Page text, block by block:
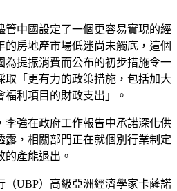
管中國設定了一個更容易實現的經
房地產市場低迷尚未觸底，這個
為提振消費而公布的初步措施令一
取「更有力的政策措施，包括加大
利項目的財政支出」。
李強在政府工作報告中承諾深化供
露，相關部門正在就個別行業制定
產能退出。
（UBP）高級亞洲經濟學家卡薩諾